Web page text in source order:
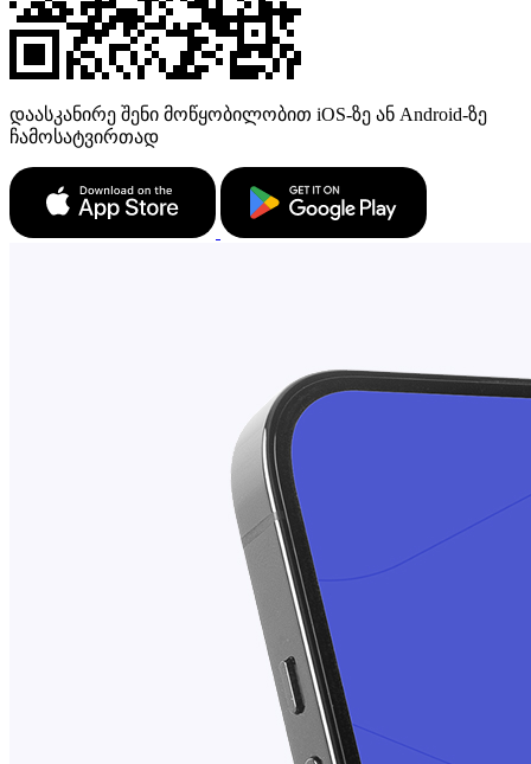
დაასკანირე შენი მოწყობილობით iOS-ზე ან Android-ზე
ჩამოსატვირთად